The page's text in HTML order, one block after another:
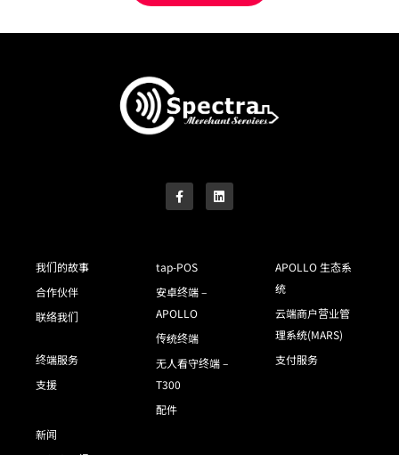
我们的故事
合作伙伴
联络我们
终端服务
支援
tap-POS
安卓终端 –
APOLLO
传统终端
无人看守终端 –
T300
配件
APOLLO 生态系
统
云端商户营业管
理系统(MARS)
支付服务
新闻